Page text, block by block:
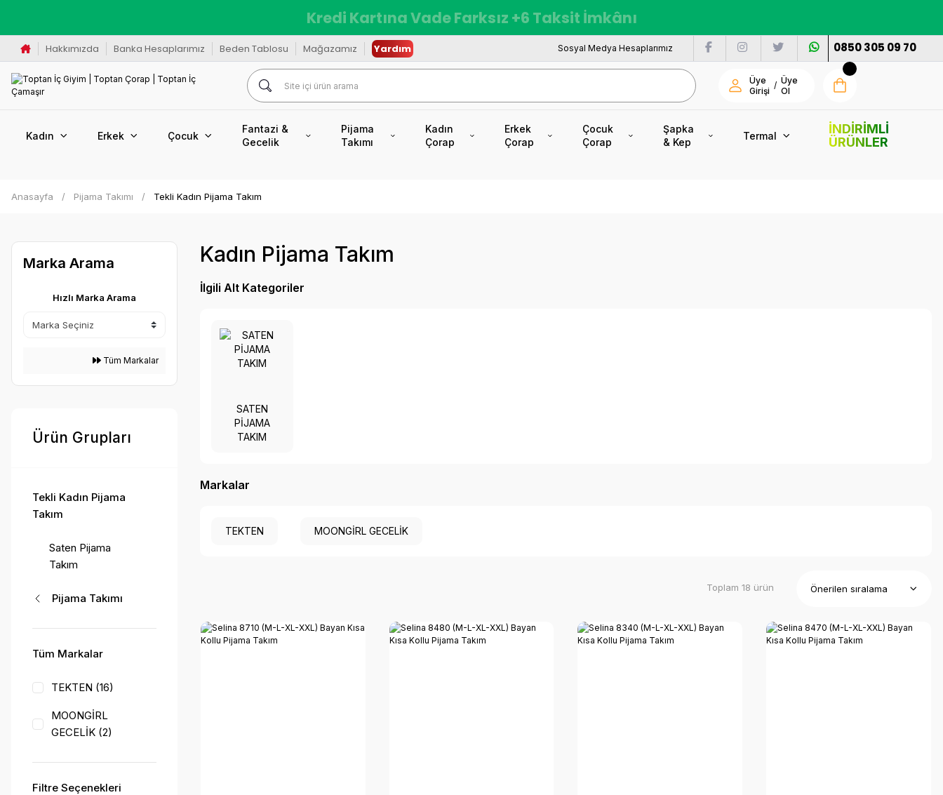
Kredi Kartına Vade Farksız +6 Taksit İmkânı
Hakkımızda Banka Hesaplarımız Beden Tablosu Mağazamız Yardım Sosyal Medya Hesaplarımız 0850 305 09 70
Üye
Girişi
/ Üye
Ol
Kadın Erkek Çocuk
Fantazi &
Gecelik
Pijama
Takımı
Kadın
Çorap
Erkek
Çorap
Çocuk
Çorap
Şapka
& Kep
Termal
İNDİRİMLİ
ÜRÜNLER
Anasayfa Pijama Takımı Tekli Kadın Pijama Takım
Marka Arama
Hızlı Marka Arama
Tüm Markalar
Ürün Grupları
Tekli Kadın Pijama
Takım
Saten Pijama
Takım
Pijama Takımı
Tüm Markalar
TEKTEN (16)
MOONGİRL
GECELİK (2)
Filtre Seçenekleri
Kadın Pijama Takım
İlgili Alt Kategoriler
SATEN
PIJAMA
TAKIM
Markalar
TEKTEN MOONGİRL GECELİK
Toplam 18 ürün